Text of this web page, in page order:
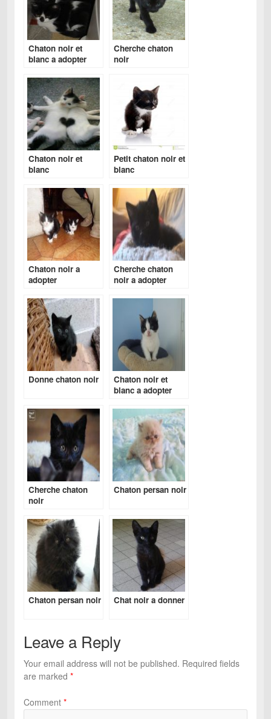
Chaton noir et
blanc a adopter
Cherche chaton
noir
Chaton noir et
blanc
Petit chaton noir et
blanc
Chaton noir a
adopter
Cherche chaton
noir a adopter
Donne chaton noir
Chaton noir et
blanc a adopter
Cherche chaton
noir
Chaton persan noir
Chaton persan noir Chat noir a donner
Leave a Reply
Your email address will not be published. Required fields
are marked *
Comment *